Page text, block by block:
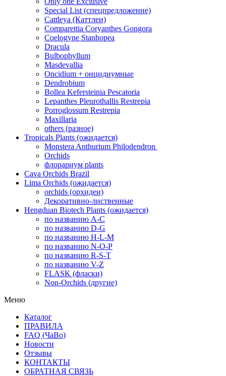
Special List (спецпредложение)
Cattleya (Каттлеи)
Comparettia Coryanthes Gongora
Coelogyne Stanhopea
Dracula
Bulbophyllum
Masdevallia
Oncidium + онцидиумные
Dendrobium
Bollea Kefersteinia Pescatoria
Lepanthes Pleurothallis Restrepia
Porroglossum Restrepia
Maxillaria
others (разное)
Tropicals Plants (ожидается)
​​​​​​​Monstera Anthurium Philodendron
Orchids
флорариум plants
Cava Orchids Brazil
Lima Orchids (ожидается)
orchids (орхидеи)
Декоративно-лиственные
Hengduan Biotech Plants (ожидается)
по названию A-C
по названию D-G
по названию H-L-M
по названию N-O-P
по названию R-S-T
по названию V-Z
FLASK (фласки)
Non-Orchids (другие)
Меню
Каталог
ПРАВИЛА
FAQ (ЧаВо)
Новости
Отзывы
КОНТАКТЫ
ОБРАТНАЯ СВЯЗЬ